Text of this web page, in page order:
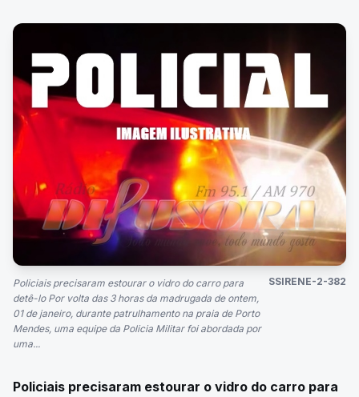
Policiais precisaram estourar o vidro do carro para
detê-lo Por volta das 3 horas da madrugada de ontem,
01 de janeiro, durante patrulhamento na praia de Porto
Mendes, uma equipe da Policia Militar foi abordada por
uma...
SSIRENE-2-382
Policiais precisaram estourar o vidro do carro para